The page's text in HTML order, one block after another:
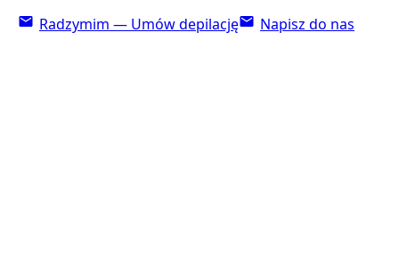
Radzymim — Umów depilację
Napisz do nas